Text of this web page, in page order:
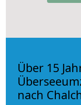
Über 15
nach